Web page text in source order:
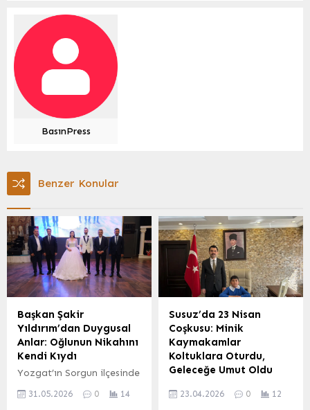
BasınPress
Benzer Konular
Başkan Şakir
Yıldırım’dan Duygusal
Anlar: Oğlunun Nikahını
Kendi Kıydı
Yozgat’ın Sorgun ilçesinde
törenle hayatını Hilal
31.05.2026 0 14
Susuz’da 23 Nisan
Coşkusu: Minik
Kaymakamlar
Koltuklara Oturdu,
Geleceğe Umut Oldu
Nisan Ulusal Egemenlik ve
23.04.2026 0 12